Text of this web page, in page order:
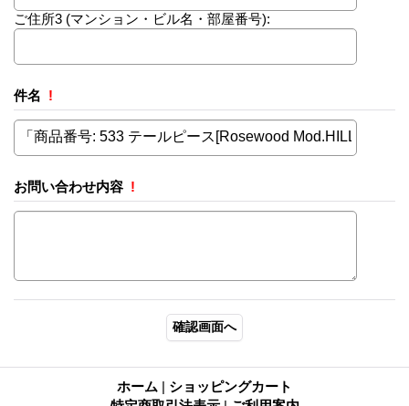
ご住所3 (マンション・ビル名・部屋番号):
件名 !
お問い合わせ内容 !
ホーム | ショッピングカート